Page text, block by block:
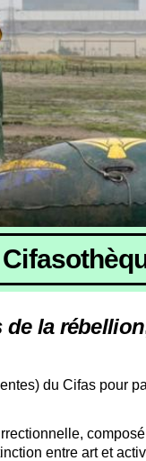
de la rébellion
du Cifas pour
entre art et